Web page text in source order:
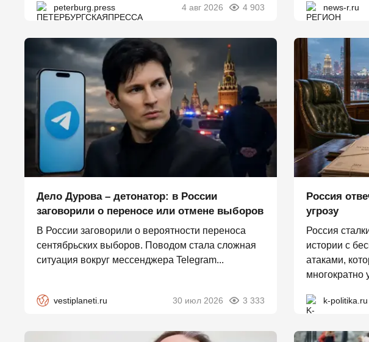
peterburg.press 4 авг 2026 4 903 news-r.ru
Дело Дурова – детонатор: в России
заговорили о переносе или отмене выборов
В России заговорили о вероятности переноса
сентябрьских выборов. Поводом стала сложная
ситуация вокруг мессенджера Telegram...
vestiplaneti.ru 30 июл 2026 3 333
Россия
угрозу
Россия
истории с
атаками,
k-politika.ru